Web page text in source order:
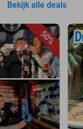
Bekijk alle deals
50%